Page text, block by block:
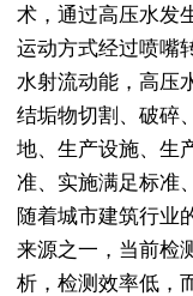
术，通过高压水发
运动方式经过喷嘴
水射流动能，高压
结垢物切割、破碎
地、生产设施、生
准、实施满足标准
随着城市建筑行业
来源之一，当前检
析，检测效率低，